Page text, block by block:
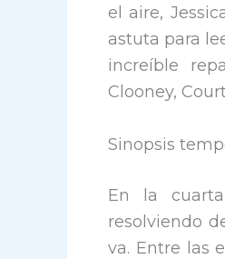
el aire,
astuta para
increíble
Clooney,
Sinopsis
En la
resolviendo
va. Entre las